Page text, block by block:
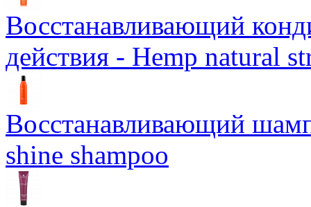
Восстанавливающий
действия - Hemp natural
Восстанавливающий
shine shampoo